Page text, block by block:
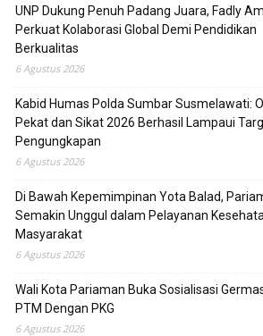
UNP Dukung Penuh Padang Juara, Fadly
Perkuat Kolaborasi Global Demi Pendidikan
Berkualitas
6 Agustus 2026
Kabid Humas Polda Sumbar Susmelawati:
Pekat dan Sikat 2026 Berhasil Lampaui
Pengungkapan
6 Agustus 2026
Di Bawah Kepemimpinan Yota Balad,
Semakin Unggul dalam Pelayanan
Masyarakat
6 Agustus 2026
Wali Kota Pariaman Buka Sosialisasi
PTM Dengan PKG
6 Agustus 2026